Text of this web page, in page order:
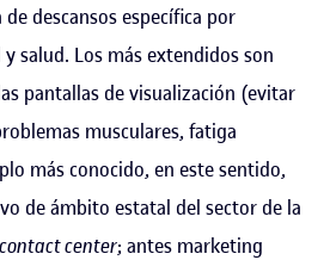
descansos específica por
salud. Los más extendidos son
pantallas de visualización (evitar
musculares, fatiga
más conocido, en este sentido,
de ámbito estatal del sector de la
contact center; antes marketing